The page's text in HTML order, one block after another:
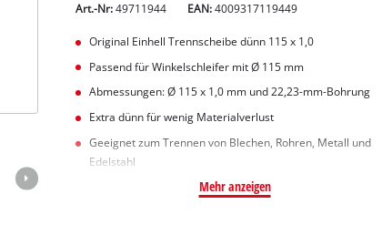
Art.-Nr:49711944 EAN:4009317119449
Original Einhell Trennscheibe dünn 115 x 1,0
Passend für Winkelschleifer mit Ø 115 mm
Abmessungen: Ø 115 x 1,0 mm und 22,23-mm-Bohrung
Extra dünn für wenig Materialverlust
Geeignet zum Trennen von Blechen, Rohren, Metall und
Edelstahl
Mehr anzeigen